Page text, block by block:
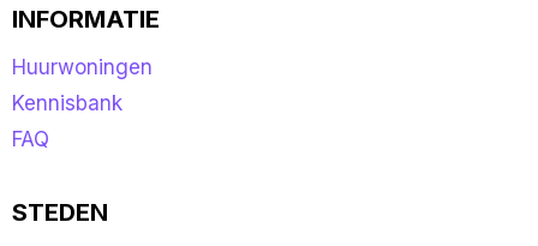
INFORMATIE
Huurwoningen
Kennisbank
FAQ
STEDEN